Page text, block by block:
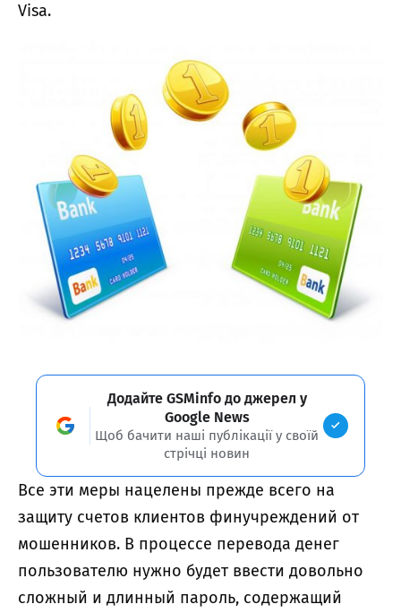
Visa.
Додайте GSMinfo до джерел у
Google News
Щоб бачити наші публікації у своїй
стрічці новин
Все эти меры нацелены прежде всего на
защиту счетов клиентов финучреждений от
мошенников. В процессе перевода денег
пользователю нужно будет ввести довольно
сложный и длинный пароль, содержащий